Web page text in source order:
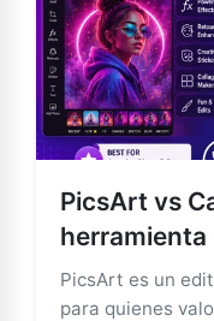
PicsArt vs
PicsArt es un
para quienes